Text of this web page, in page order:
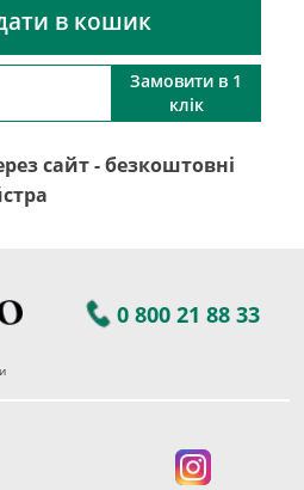
в кошик
Замовити в 1
клік
сайт - безкоштовні
0 800 21 88 33